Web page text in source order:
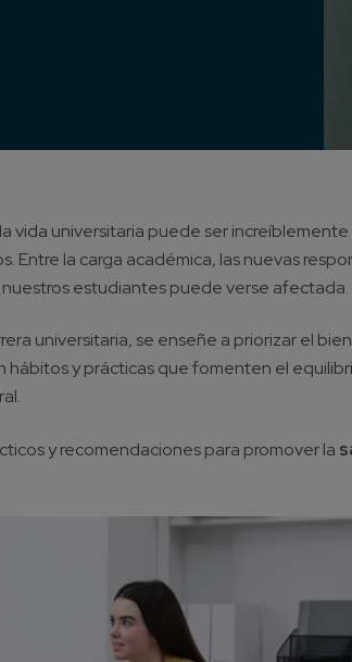
vida universitaria puede ser increíblemente
la carga académica, las nuevas
estudiantes puede verse afectada.
universitaria, se enseñe a priorizar el
y prácticas que fomenten el
y recomendaciones para promover la